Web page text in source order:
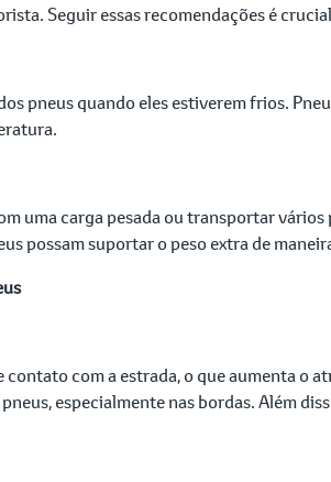
Seguir essas recomendações é
pneus quando eles estiverem frios.
uma carga pesada ou transportar
possam suportar o peso extra de
contato com a estrada, o que aumenta o
especialmente nas bordas. Além